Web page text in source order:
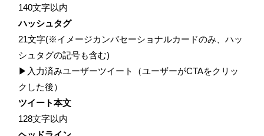
140文字以内
ハッシュタグ
21文字(※イメージカンバセーショナルカードのみ、ハッ
シュタグの記号も含む)
▶入力済みユーザーツイート（ユーザーがCTAをクリッ
クした後）
ツイート本文
128文字以内